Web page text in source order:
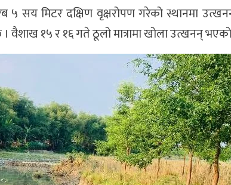
५ सय मिटर दक्षिण वृक्षरोपण गरेको स्थानमा
१५ र १६ गते ठूलो मात्रामा खोला उत्खनन्